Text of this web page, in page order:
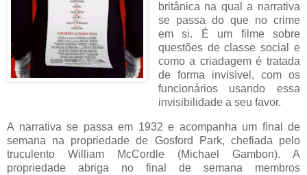
britânica na qual a narrativa
se passa do que no crime
em si. É um filme sobre
questões de classe social e
como a criadagem é tratada
de forma invisível, com os
funcionários usando essa
invisibilidade a seu favor.
A narrativa se passa em 1932 e acompanha um final de
semana na propriedade de Gosford Park, chefiada pelo
truculento William McCordle (Michael Gambon). A
propriedade abriga no final de semana membros